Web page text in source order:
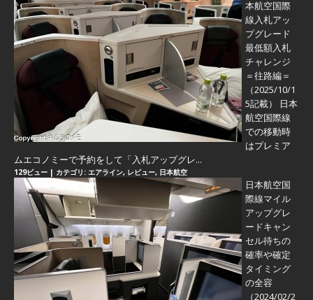
本航空国際
線入札アッ
プグレード
最低額入札
チャレンジ
＝往路編＝
（2025/10/1
5記載） 日本
航空国際線
での移動時
はプレミア
ムエコノミーで予約をして「入札アップグレ...
129ビュー | カテゴリ: エアライン, レビュー, 日本航空
日本航空国
際線マイル
アップグレ
ードキャン
セル待ちの
確率や確定
タイミング
の全容
（2024/02/2